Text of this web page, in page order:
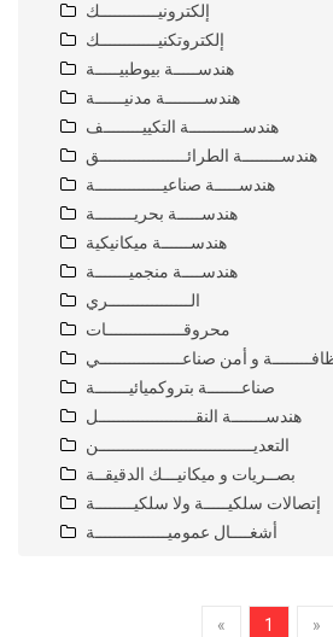
إلكترونيــــــــــــك
إلكتروتكنيــــــــــــك
هندســـــة بيوطبيـــــة
هندســــــــة مدنيــــــة
هندســـــــــــة التكييــــــــف
هندســــــــة الطرائــــــــــــــــــق
هندســـــة صناعيــــــــــــــة
هندســـــة بحريــــــــة
هندســــــة ميكانيكية
هندســــة منجميـــــــة
الـــــــــــــــــري
محروقــــــــــــــــات
و أمن صناعـــــــــــــــــي
صناعـــــــة بتروكميائيـــــــة
هندســـــــة النقــــــــــــــــــــل
التعديــــــــــــــــــــــــــــــــن
بصــريات و ميكانيـــك الدقيقــة
إتصالات سلكيـــــة ولا سلكيــــــــة
أشغــــال عموميـــــــــــــــة
« 1 »